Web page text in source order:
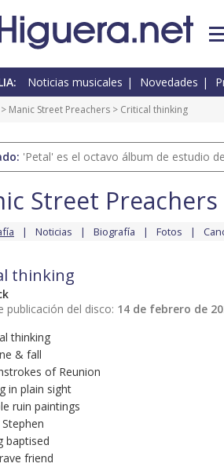
Noticias musicales Novedades
> Manic Street Preachers > Critical thinking
'Petal' es el octavo álbum de estudio
Street Preachers
Noticias Biografía Fotos
thinking
publicación del disco: 14 de febrero de
thinking
& fall
of Reunion
in plain sight
ruin paintings
baptised
friend